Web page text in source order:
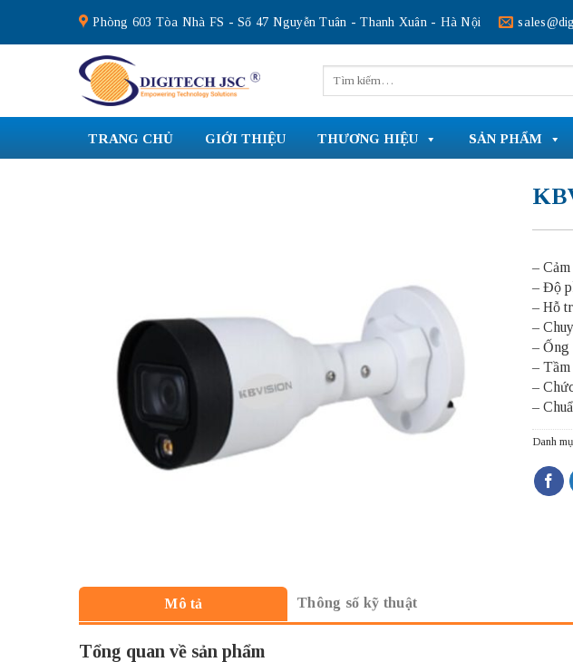
content
Phòng 603 Tòa Nhà FS - Số 47 Nguyễn Tuân - Thanh Xuân - Hà Nội
kiếm:
TRANG CHỦ GIỚI THIỆU THƯƠNG HIỆU SẢN PHẨM
–
– Độ
– Hỗ
–
– Ống
– Tầm
–
–
Danh
Mô tả Thông số kỹ thuật
Tổng quan về sản phẩm